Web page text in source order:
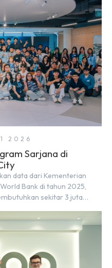
(Partner at Living Lab
2026
Sarjana di
data dari Kementerian
Bank di tahun 2025,
sekitar 3 juta
untuk mendukung
berbagai sektor strategis.
sumber daya